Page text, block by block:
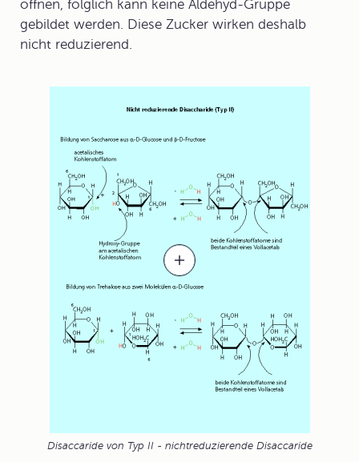
öffnen, folglich kann keine Aldehyd-Gruppe
gebildet werden. Diese Zucker wirken deshalb
nicht reduzierend.
Disaccaride von Typ II - nichtreduzierende Disaccaride